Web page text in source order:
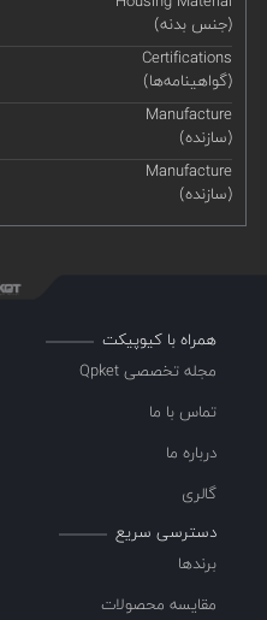
(جنس بدنه)
Certifications
(گواهینامه‌ها)
Manufacture
(سازنده)
Manufacture
(سازنده)
همراه با کیوپیکت
مجله تخصصی Qpket
تماس با ما
درباره ما
گالری
دسترسی سریع
برندها
مقایسه محصولات